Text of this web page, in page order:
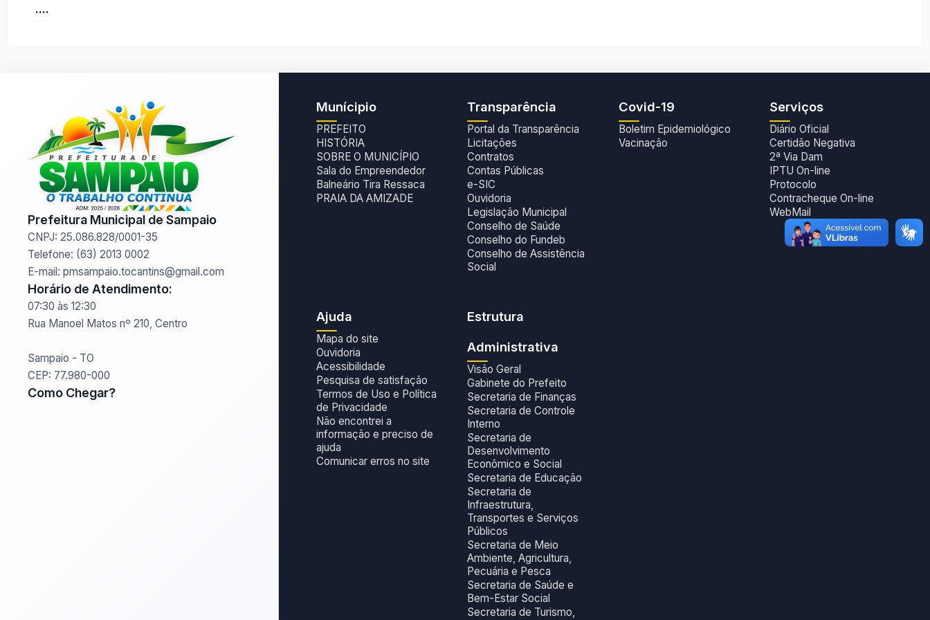
....
Prefeitura Municipal de Sampaio
CNPJ: 25.086.828/0001-35
Telefone: (63) 2013 0002
E-mail: pmsampaio.tocantins@gmail.com
Horário de Atendimento:
07:30 às 12:30
Rua Manoel Matos nº 210, Centro
Sampaio - TO
CEP: 77.980-000
Como Chegar?
Munícipio
PREFEITO
HISTÓRIA
SOBRE O MUNICÍPIO
Sala do Empreendedor
Balneário Tira Ressaca
PRAIA DA AMIZADE
Transparência
Portal da Transparência
Licitações
Contratos
Contas Públicas
e-SIC
Ouvidoria
Legislação Municipal
Conselho de Saúde
Conselho do Fundeb
Conselho de Assistência
Social
Covid-19
Boletim Epidemiológico
Vacinação
Serviços
Diário Oficial
Certidão Negativa
2ª Via Dam
IPTU On-line
Protocolo
Contracheque On-line
WebMail
Ajuda
Mapa do site
Ouvidoria
Acessibilidade
Pesquisa de satisfação
Termos de Uso e Política
de Privacidade
Não encontrei a
informação e preciso de
ajuda
Comunicar erros no site
Estrutura
Administrativa
Visão Geral
Gabinete do Prefeito
Secretaria de Finanças
Secretaria de Controle
Interno
Secretaria de
Desenvolvimento
Econômico e Social
Secretaria de Educação
Secretaria de
Infraestrutura,
Transportes e Serviços
Públicos
Secretaria de Meio
Ambiente, Agricultura,
Pecuária e Pesca
Secretaria de Saúde e
Bem-Estar Social
Secretaria de Turismo,